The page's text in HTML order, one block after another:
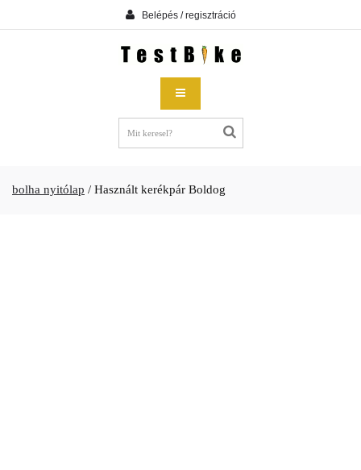
Belépés / regisztráció
bolha nyitólap / Használt kerékpár Boldog